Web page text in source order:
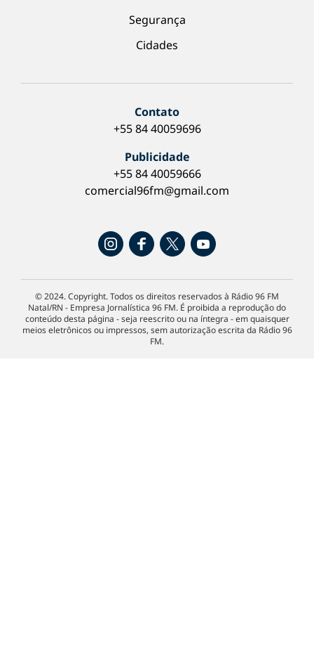
Segurança
Cidades
Contato
+55 84 40059696
Publicidade
+55 84 40059666
comercial96fm@gmail.com
© 2024. Copyright. Todos os direitos reservados à Rádio 96 FM
Natal/RN - Empresa Jornalística 96 FM. É proibida a reprodução do
conteúdo desta página - seja reescrito ou na íntegra - em quaisquer
meios eletrônicos ou impressos, sem autorização escrita da Rádio 96
FM.